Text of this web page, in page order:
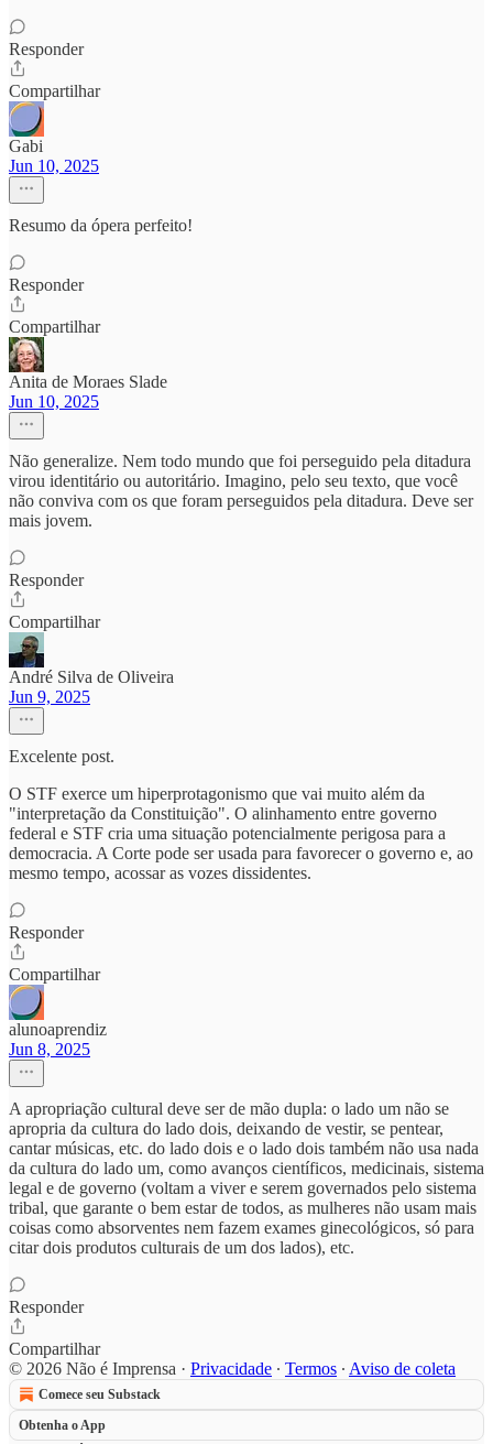
Responder
Compartilhar
Gabi
Jun 10, 2025
Resumo da ópera perfeito!
Responder
Compartilhar
Anita de Moraes Slade
Jun 10, 2025
Não generalize. Nem todo mundo que foi perseguido pela ditadura
virou identitário ou autoritário. Imagino, pelo seu texto, que você
não conviva com os que foram perseguidos pela ditadura. Deve ser
mais jovem.
Responder
Compartilhar
André Silva de Oliveira
Jun 9, 2025
Excelente post.
O STF exerce um hiperprotagonismo que vai muito além da
"interpretação da Constituição". O alinhamento entre governo
federal e STF cria uma situação potencialmente perigosa para a
democracia. A Corte pode ser usada para favorecer o governo e, ao
mesmo tempo, acossar as vozes dissidentes.
Responder
Compartilhar
alunoaprendiz
Jun 8, 2025
A apropriação cultural deve ser de mão dupla: o lado um não se
apropria da cultura do lado dois, deixando de vestir, se pentear,
cantar músicas, etc. do lado dois e o lado dois também não usa nada
da cultura do lado um, como avanços científicos, medicinais, sistema
legal e de governo (voltam a viver e serem governados pelo sistema
tribal, que garante o bem estar de todos, as mulheres não usam mais
coisas como absorventes nem fazem exames ginecológicos, só para
citar dois produtos culturais de um dos lados), etc.
Responder
Compartilhar
© 2026 Não é Imprensa · Privacidade ∙ Termos ∙ Aviso de coleta
Comece seu Substack
Obtenha o App